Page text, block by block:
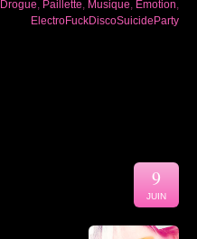
Drogue Paillette Musique Émotion
ElectroFuckDiscoSuicideParty
9
JUIN